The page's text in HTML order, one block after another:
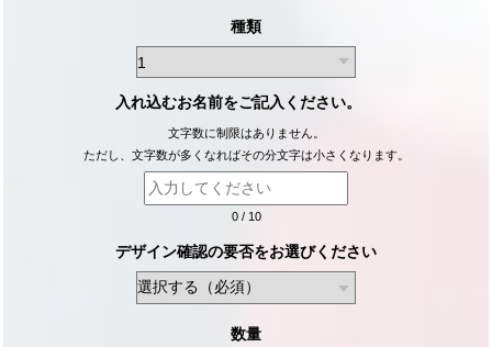
種類
入れ込むお名前をご記入ください。
文字数に制限はありません。
ただし、文字数が多くなればその分文字は小さくなります。
0/ 10
デザイン確認の要否をお選びください
数量